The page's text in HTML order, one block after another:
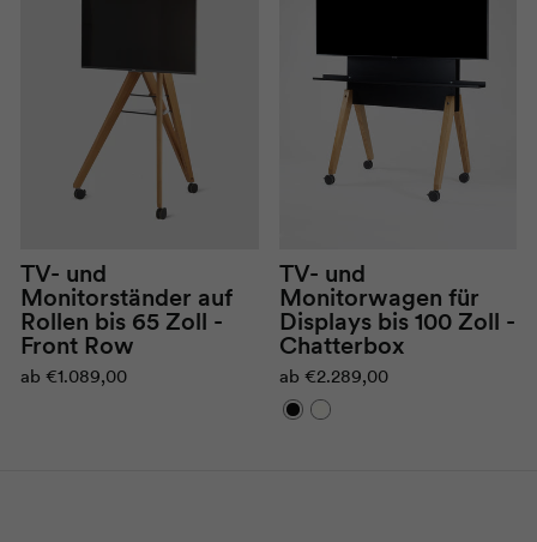
TV- und
Monitorständer auf
Rollen bis 65 Zoll -
Front Row
ab €1.089,00
TV- und
Monitorwagen für
Displays bis 100 Zoll -
Chatterbox
ab €2.289,00